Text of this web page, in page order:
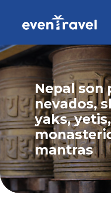
Perfil
Viajes
Nepal son
nevados,
yaks, yetis,
mantras